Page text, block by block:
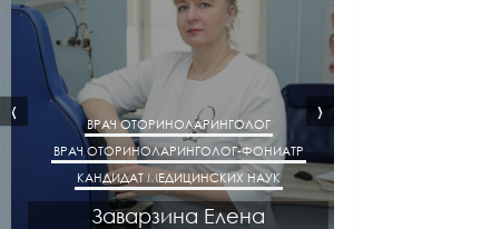
ВРАЧ ОТОРИНОЛАРИНГОЛОГ
ВРАЧ ОТОРИНОЛАРИНГОЛОГ-ФОНИАТР
КАНДИДАТ МЕДИЦИНСКИХ НАУК
Заварзина Елена
‹ ›